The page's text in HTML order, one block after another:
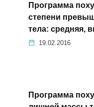
Программа
степени
тела: средняя,
19.02.2016
Программа